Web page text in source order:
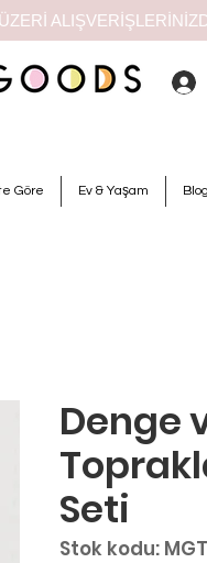
Göre Ev & Yaşam Blog
Denge
Seti
Stok kodu: